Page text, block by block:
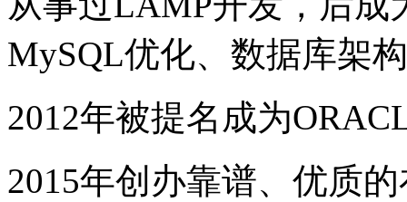
MySQL优化、数据库架
2012年被提名成为
2015年创办靠谱、优质